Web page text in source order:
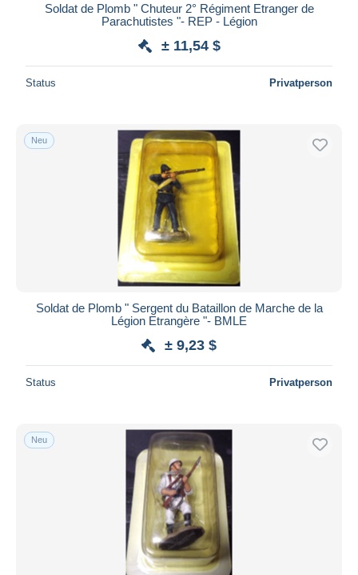
Preis
Kostenloser Versand
Zahlungsmethoden
PayPal
Banküberweisung
Mastercard
Bancontact
Maestro
Gesamte Auswahl aufheben
Wohnsitz des Verkäufers
Übernehmen
Soldat de Plomb " Chuteur 2° Régiment Etranger de
Parachutistes "- REP - Légion
± 11,54 $
Status Privatperson
Neu
Soldat de Plomb " Sergent du Bataillon de Marche de la
Légion Etrangère "- BMLE
± 9,23 $
Status Privatperson
Neu